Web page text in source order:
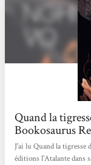
Quand la
Bookosaurus
J'ai lu Quand la tigresse
éditions l'Atalante dans